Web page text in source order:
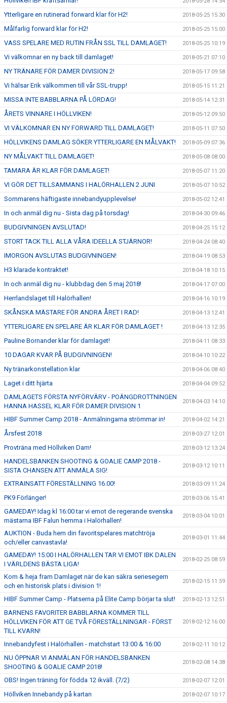
Ytterligare en rutinerad forward klar för H2! 2018-05-25 15:30
Målfarlig forward klar för H2! 2018-05-25 15:00
VASS SPELARE MED RUTIN FRÅN SSL TILL DAMLAGET! 2018-05-25 10:19
Vi välkomnar en ny back till damlaget! 2018-05-21 07:10
NY TRÄNARE FÖR DAMER DIVISION 2! 2018-05-17 09:58
Vi hälsar Erik välkommen till vår SSL-trupp! 2018-05-15 11:21
MISSA INTE BABBLARNA PÅ LÖRDAG! 2018-05-14 12:31
ÅRETS VINNARE I HÖLLVIKEN! 2018-05-12 09:50
VI VÄLKOMNAR EN NY FORWARD TILL DAMLAGET! 2018-05-11 07:50
HÖLLVIKENS DAMLAG SÖKER YTTERLIGARE EN MÅLVAKT! 2018-05-09 07:36
NY MÅLVAKT TILL DAMLAGET! 2018-05-08 08:00
TAMARA ÄR KLAR FÖR DAMLAGET! 2018-05-07 11:20
VI GÖR DET TILLSAMMANS I HALÖRHALLEN 2 JUNI 2018-05-07 10:52
Sommarens häftigaste innebandyupplevelse! 2018-05-02 12:41
In och anmäl dig nu - Sista dag på torsdag! 2018-04-30 09:46
BUDGIVNINGEN AVSLUTAD! 2018-04-25 15:12
STORT TACK TILL ALLA VÅRA IDEELLA STJÄRNOR! 2018-04-24 08:40
IMORGON AVSLUTAS BUDGIVNINGEN! 2018-04-19 08:53
H3 klarade kontraktet! 2018-04-18 10:15
In och anmäl dig nu - klubbdag den 5 maj 2018! 2018-04-17 07:00
Herrlandslaget till Halörhallen! 2018-04-16 10:19
SKÅNSKA MÄSTARE FÖR ANDRA ÅRET I RAD! 2018-04-13 12:41
YTTERLIGARE EN SPELARE ÄR KLAR FÖR DAMLAGET ! 2018-04-13 12:35
Pauline Bornander klar för damlaget! 2018-04-11 08:33
10 DAGAR KVAR PÅ BUDGIVNINGEN! 2018-04-10 10:22
Ny tränarkonstellation klar 2018-04-06 08:40
Laget i ditt hjärta 2018-04-04 09:52
DAMLAGETS FÖRSTA NYFÖRVÄRV - POÄNGDROTTNINGEN
HANNA HASSEL KLAR FÖR DAMER DIVISION 1
2018-04-03 14:10
HIBF Summer Camp 2018 - Anmälningarna strömmar in! 2018-04-02 14:21
Årsfest 2018 2018-03-27 12:01
Provträna med Höllviken Dam! 2018-03-12 13:24
HANDELSBANKEN SHOOTING & GOALIE CAMP 2018 -
SISTA CHANSEN ATT ANMÄLA SIG!
2018-03-12 10:11
EXTRAINSATT FÖRESTÄLLNING 16.00! 2018-03-09 11:24
PK9 Förlänger! 2018-03-06 15:41
GAMEDAY! Idag kl 16:00 tar vi emot de regerande svenska
mästarna IBF Falun hemma i Halörhallen!
2018-03-04 10:01
AUKTION - Buda hem din favoritspelares matchtröja
och/eller canvastavla!
2018-03-01 11:44
GAMEDAY! 15:00 I HALÖRHALLEN TAR VI EMOT IBK DALEN
I VÄRLDENS BÄSTA LIGA!
2018-02-25 08:59
Kom & heja fram Damlaget när de kan säkra seriesegern
och en historisk plats i division 1!
2018-02-15 11:59
HIBF Summer Camp - Platserna på Elite Camp börjar ta slut! 2018-02-13 12:51
BARNENS FAVORITER BABBLARNA KOMMER TILL
HÖLLVIKEN FÖR ATT GE TVÅ FÖRESTÄLLNINGAR - FÖRST
TILL KVARN!
2018-02-12 16:00
Innebandyfest i Halörhallen - matchstart 13:00 & 16:00 2018-02-11 10:12
NU ÖPPNAR VI ANMÄLAN FÖR HANDELSBANKEN
SHOOTING & GOALIE CAMP 2018!
2018-02-08 14:38
OBS! Ingen träning för födda 12 ikväll. (7/2) 2018-02-07 12:01
Höllviken Innebandy på kartan 2018-02-07 10:17